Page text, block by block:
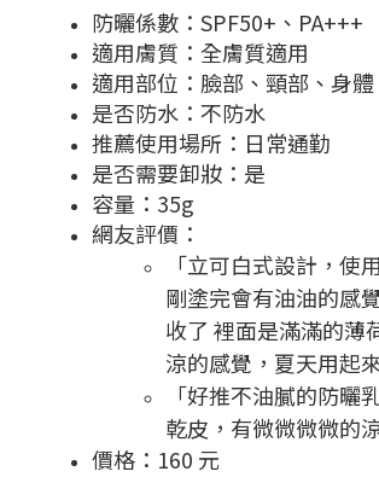
防曬係數：SPF50+、PA+++
適用膚質：全膚質適用
適用部位：臉部、頸部、身體
是否防水：不防水
推薦使用場所：日常通勤
是否需要卸妝：是
容量：35g
網友評價：
「立可白式設計，使
剛塗完會有油油的感
收了 裡面是滿滿的薄
涼的感覺，夏天用起
「好推不油膩的防曬
乾皮，有微微微微的涼
價格：160 元